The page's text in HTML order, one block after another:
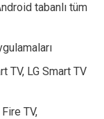
tabanlı tüm
TV, LG Smart TV
TV,